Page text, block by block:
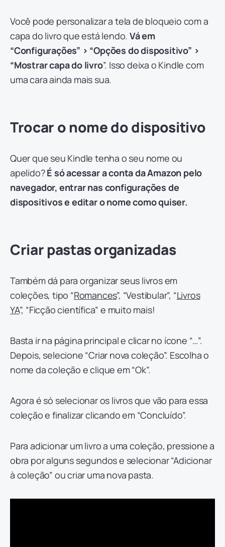
Você pode personalizar a tela de bloqueio com a
capa do livro que está lendo.Vá em
“Configurações” > “Opções do dispositivo” >
“Mostrar capa do livro”. Isso deixa o Kindle com
uma cara ainda mais sua.
Trocar o nome do dispositivo
Quer que seu Kindle tenha o seu nome ou
apelido?É só acessar a conta da Amazon pelo
navegador, entrar nas configurações de
dispositivos e editar o nome como quiser.
Criar pastas organizadas
Também dá para organizar seus livros em
coleções, tipo “Romances”, “Vestibular”, “Livros
YA”, “Ficção científica” e muito mais!
Basta ir na página principal e clicar no ícone “…”.
Depois, selecione “Criar nova coleção”. Escolha o
nome da coleção e clique em “Ok”.
Agora é só selecionar os livros que vão para essa
coleção e finalizar clicando em “Concluído”.
Para adicionar um livro a uma coleção, pressione a
obra por alguns segundos e selecionar “Adicionar
à coleção” ou criar uma nova pasta.